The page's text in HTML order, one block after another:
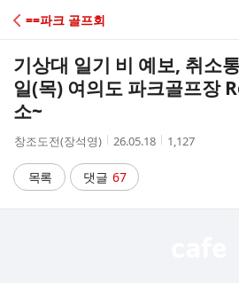
C
A
==파크 골프회
기상대 일기 비 예보, 취소
일(목) 여의도 파크골프장
소~
작
자
창조도전(장석영)
작
시
간
26.05.18
조
1,127
목록 댓글 67